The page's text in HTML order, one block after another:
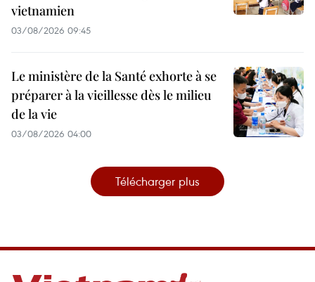
vietnamien
03/08/2026 09:45
Le ministère de la Santé exhorte à se
préparer à la vieillesse dès le milieu
de la vie
03/08/2026 04:00
Télécharger plus